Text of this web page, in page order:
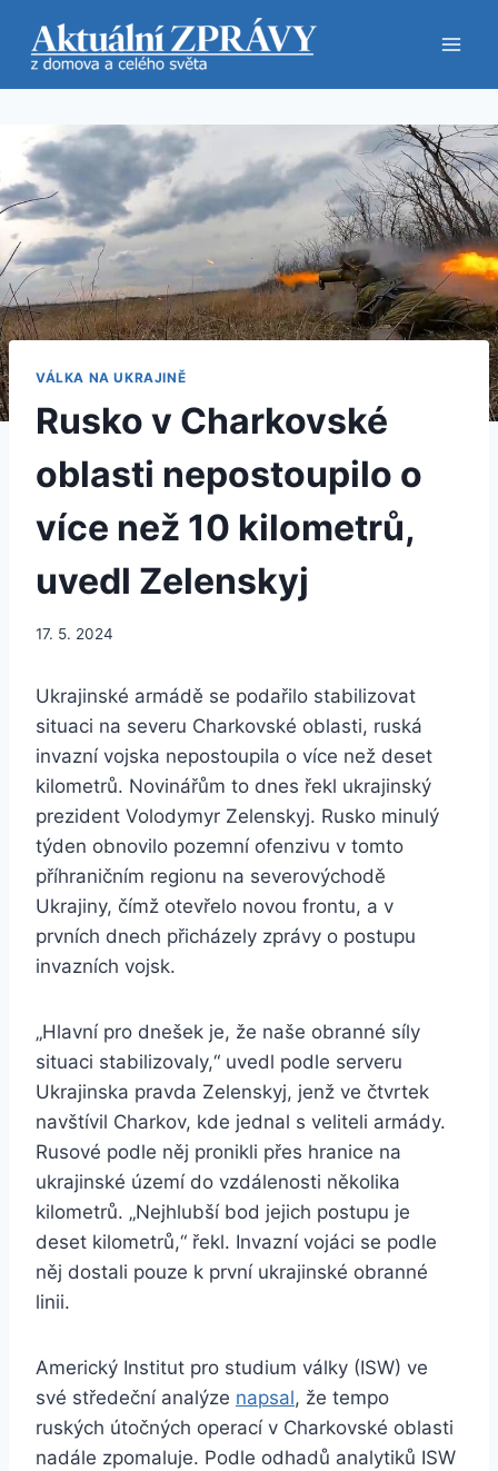
obsah
VÁLKA NA UKRAJINĚ
Rusko v Charkovské
oblasti nepostoupilo o
více než 10 kilometrů,
uvedl Zelenskyj
17. 5. 2024
Ukrajinské armádě se podařilo stabilizovat
situaci na severu Charkovské oblasti, ruská
invazní vojska nepostoupila o více než deset
kilometrů. Novinářům to dnes řekl ukrajinský
prezident Volodymyr Zelenskyj. Rusko minulý
týden obnovilo pozemní ofenzivu v tomto
příhraničním regionu na severovýchodě
Ukrajiny, čímž otevřelo novou frontu, a v
prvních dnech přicházely zprávy o postupu
invazních vojsk.
„Hlavní pro dnešek je, že naše obranné síly
situaci stabilizovaly,“ uvedl podle serveru
Ukrajinska pravda Zelenskyj, jenž ve čtvrtek
navštívil Charkov, kde jednal s veliteli armády.
Rusové podle něj pronikli přes hranice na
ukrajinské území do vzdálenosti několika
kilometrů. „Nejhlubší bod jejich postupu je
deset kilometrů,“ řekl. Invazní vojáci se podle
něj dostali pouze k první ukrajinské obranné
linii.
Americký Institut pro studium války (ISW) ve
své středeční analýze napsal, že tempo
ruských útočných operací v Charkovské oblasti
nadále zpomaluje. Podle odhadů analytiků ISW